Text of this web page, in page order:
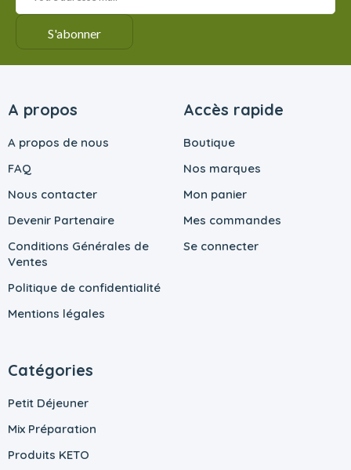
A propos
A propos de nous
FAQ
Nous contacter
Devenir Partenaire
Conditions Générales de
Ventes
Politique de confidentialité
Mentions légales
Accès rapide
Boutique
Nos marques
Mon panier
Mes commandes
Se connecter
Catégories
Petit Déjeuner
Mix Préparation
Produits KETO